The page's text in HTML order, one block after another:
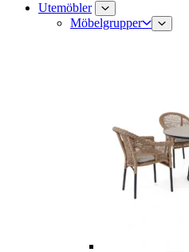
Utemöbler
Möbelgrupper